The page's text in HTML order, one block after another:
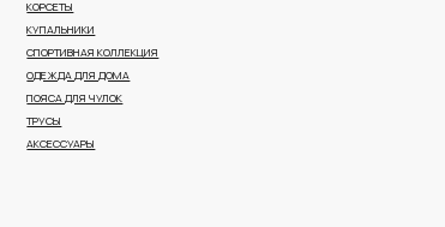
КУПАЛЬНИКИ
ОДЕЖДА ДЛЯ ДОМА
ПОЯСА ДЛЯ ЧУЛОК
ТРУСЫ
СПОРТИВНАЯ КОЛЛЕКЦИЯ